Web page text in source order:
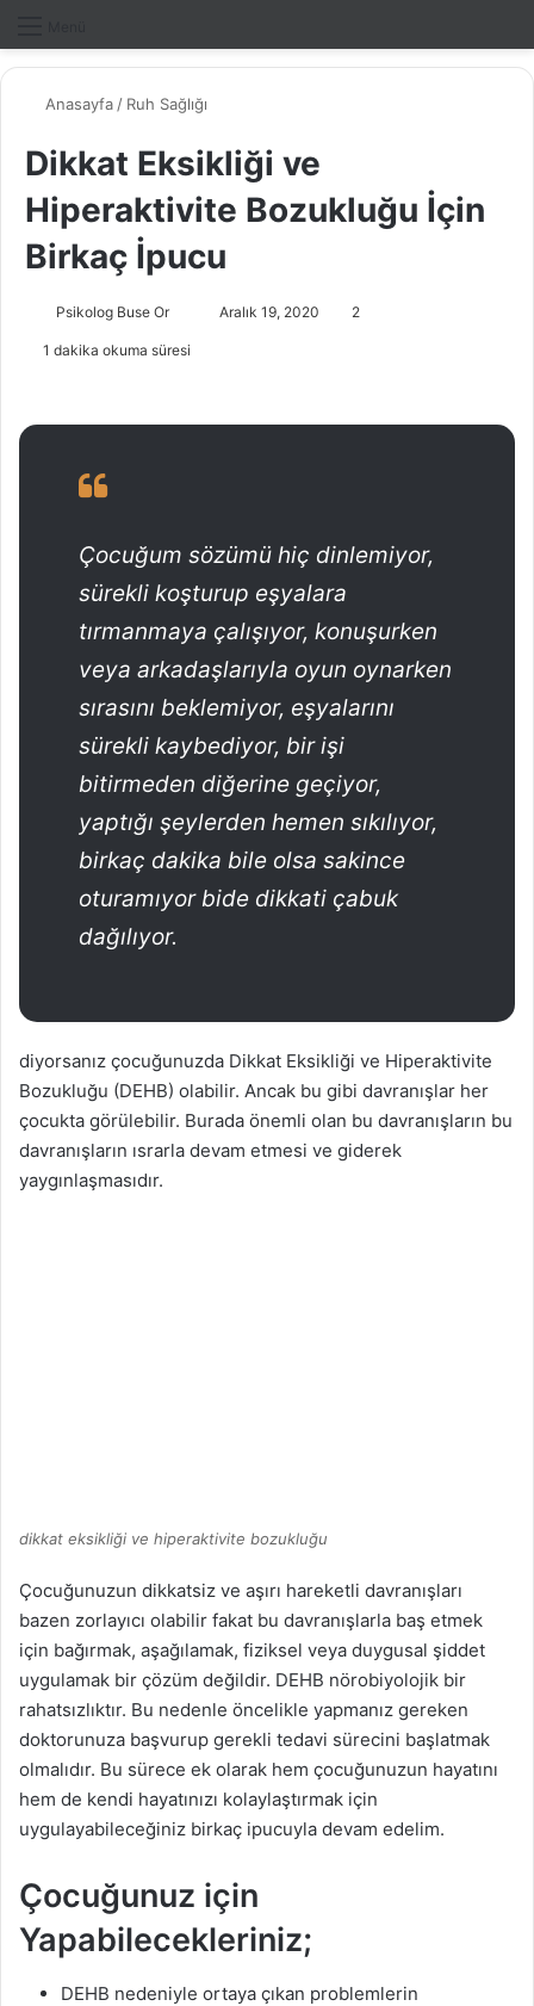
Anasayfa / Ruh Sağlığı
Dikkat Eksikliği ve
Hiperaktivite Bozukluğu İçin
Birkaç İpucu
Psikolog Buse Or
i
-
a
g
ö
d
e
r
k
Aralık 19, 2020 2
1 dakika okuma süresi
Çocuğum sözümü hiç dinlemiyor,
sürekli koşturup eşyalara
tırmanmaya çalışıyor, konuşurken
veya arkadaşlarıyla oyun oynarken
sırasını beklemiyor, eşyalarını
sürekli kaybediyor, bir işi
bitirmeden diğerine geçiyor,
yaptığı şeylerden hemen sıkılıyor,
birkaç dakika bile olsa sakince
oturamıyor bide dikkati çabuk
dağılıyor.
diyorsanız çocuğunuzda Dikkat Eksikliği ve Hiperaktivite
Bozukluğu (DEHB) olabilir. Ancak bu gibi davranışlar her
çocukta görülebilir. Burada önemli olan bu davranışların bu
davranışların ısrarla devam etmesi ve giderek
yaygınlaşmasıdır.
dikkat eksikliği ve hiperaktivite bozukluğu
Çocuğunuzun dikkatsiz ve aşırı hareketli davranışları
bazen zorlayıcı olabilir fakat bu davranışlarla baş etmek
için bağırmak, aşağılamak, fiziksel veya duygusal şiddet
uygulamak bir çözüm değildir. DEHB nörobiyolojik bir
rahatsızlıktır. Bu nedenle öncelikle yapmanız gereken
doktorunuza başvurup gerekli tedavi sürecini başlatmak
olmalıdır. Bu sürece ek olarak hem çocuğunuzun hayatını
hem de kendi hayatınızı kolaylaştırmak için
uygulayabileceğiniz birkaç ipucuyla devam edelim.
Çocuğunuz için
Yapabilecekleriniz;
DEHB nedeniyle ortaya çıkan problemlerin